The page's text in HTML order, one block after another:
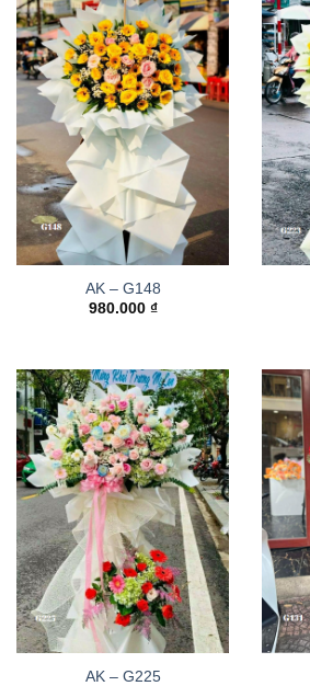
AK – G148
980.000 ₫
AK – G225